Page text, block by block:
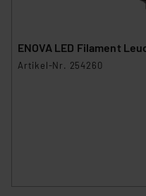
ENOVA LED Filament
Artikel-Nr. 254260